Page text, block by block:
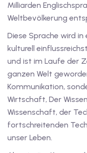
Deutschkurse mit
Deutschkurse mit
mit Gutschein
mit Gutschein
Milliarden
Weltbevölkerung
Diese Sprache wird
kulturell
und ist im Laufe der
ganzen Welt
Kommunikation,
Wirtschaft, Der
Wissenschaft, der
fortschreitenden
unser Leben.